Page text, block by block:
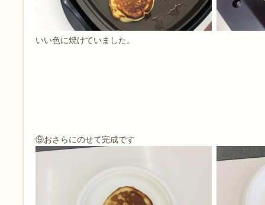
いい色に焼けていました。
⑨おさらにのせて完成です